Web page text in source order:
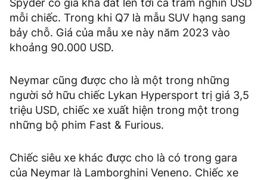
mỗi chiếc. Trong khi Q7 là mẫu SUV hạng sang
bảy chỗ. Giá của mẫu xe này năm 2023 vào
khoảng 90.000 USD.
Neymar cũng được cho là một trong những
người sở hữu chiếc Lykan Hypersport trị giá 3,5
triệu USD, chiếc xe xuất hiện trong một trong
những bộ phim Fast & Furious.
Chiếc siêu xe khác được cho là có trong gara
của Neymar là Lamborghini Veneno. Chiếc xe